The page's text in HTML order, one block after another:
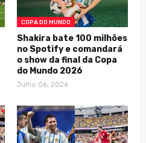
COPA DO MUNDO
Shakira bate 100 milhões
no Spotify e comandará
o show da final da Copa
do Mundo 2026
Julho 06, 2026